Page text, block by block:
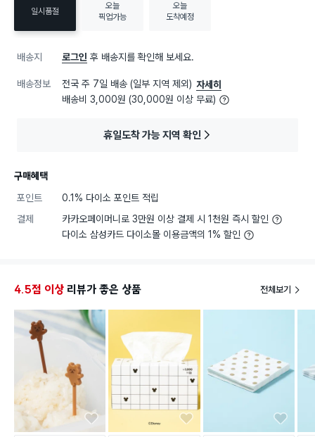
일시품절
오늘
픽업가능
오늘
도착예정
배송지 로그인 후 배송지를 확인해 보세요.
배송정보 전국 주 7일 배송 (일부 지역 제외) 자세히
배송비 3,000원 (30,000원 이상 무료)
휴일도착 가능 지역 확인
구매혜택
포인트
0.1% 다이소 포인트 적립
결제
카카오페이머니로 3만원 이상 결제 시 1천원 즉시 할인
다이소 삼성카드 다이소몰 이용금액의 1% 할인
4.5점 이상 리뷰가 좋은 상품 전체보기